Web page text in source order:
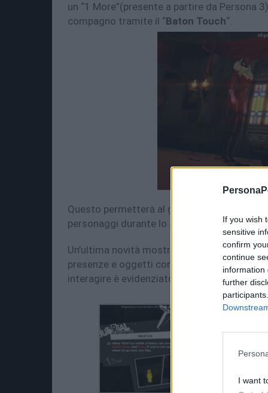
If you wish
sensitive
confirm
continue
information
further
I want
un “1 More”(presente a partire da Persona
compagno tramite il “Baton Touch“.
Questo permetterà al giocatore di spulciare
personaggi durante lo stesso turno
Un’ultima novità mostrata durante la live è il “
presenze e oggetti con cui interagire.
interagire è evidenziato in giallo.